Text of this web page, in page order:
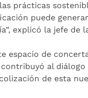
las prácticas
puede
explicó la jefe de
espacio de
al
de esta